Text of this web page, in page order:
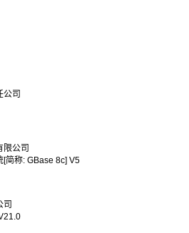
公司
公司
简称: GBase 8c] V5
司